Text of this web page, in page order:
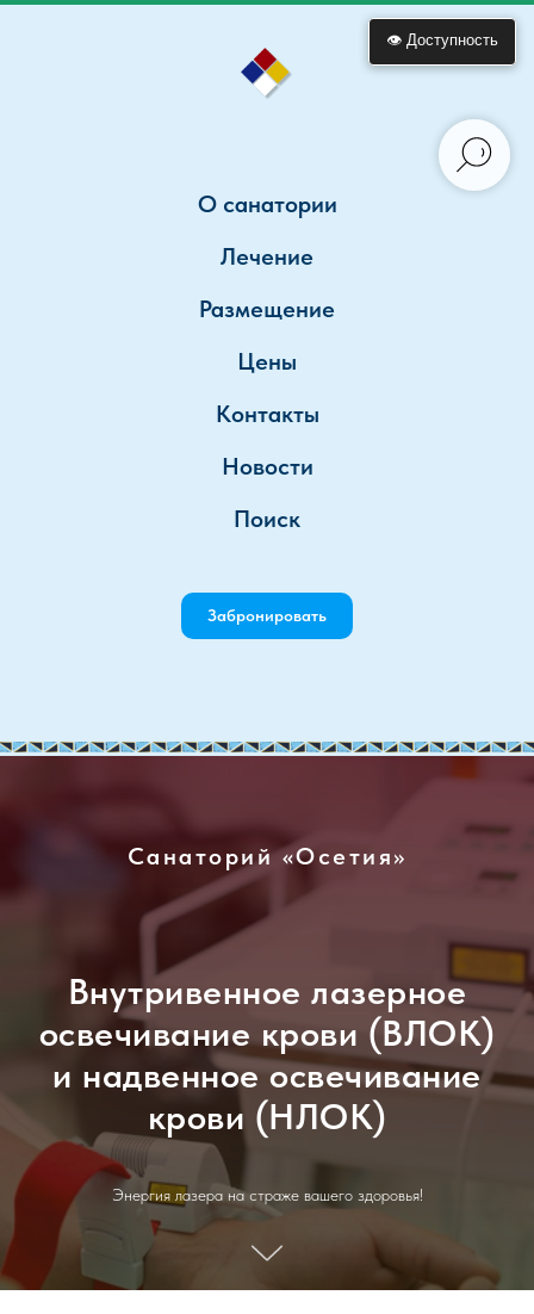
О санатории
Лечение
Размещение
Цены
Контакты
Новости
Поиск
Забронировать
👁 Доступность
Санаторий «Осетия»
Внутривенное лазерное
освечивание крови (ВЛОК)
и надвенное освечивание
крови (НЛОК)
Энергия лазера на страже вашего здоровья!